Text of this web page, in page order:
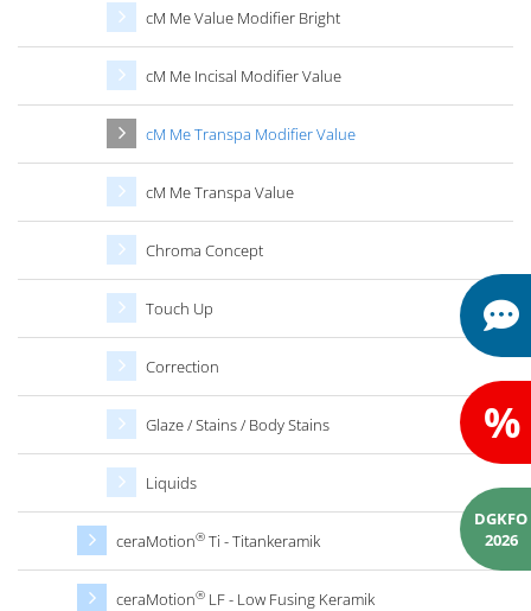
cM Me Value Modifier Bright
cM Me Incisal Modifier Value
cM Me Transpa Modifier Value
cM Me Transpa Value
Chroma Concept
Touch Up
Correction
Glaze / Stains / Body Stains
Liquids
ceraMotion® Ti - Titankeramik
ceraMotion® LF - Low Fusing Keramik
%
DGKFO
2026